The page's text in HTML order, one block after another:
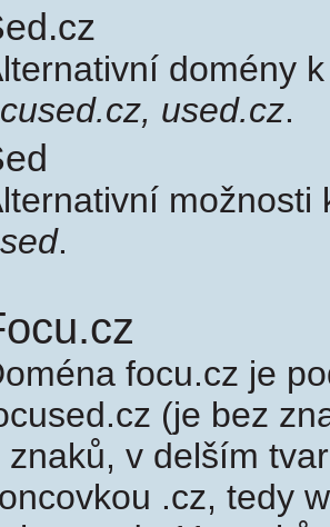
domény
used.cz.
možnosti
.
focu.cz je
(je bez
znaků, v delším
.cz, tedy